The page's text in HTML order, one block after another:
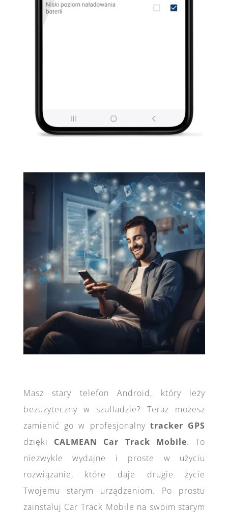
Masz stary telefon Android, który leży
bezużyteczny w szufladzie? Teraz możesz
zamienić go w profesjonalny tracker GPS
dzięki CALMEAN Car Track Mobile. To
niezwykle wydajne i proste w użyciu
rozwiązanie, które daje drugie życie
Twojemu starym urządzeniom. Po prostu
zainstaluj Car Track Mobile na swoim starym